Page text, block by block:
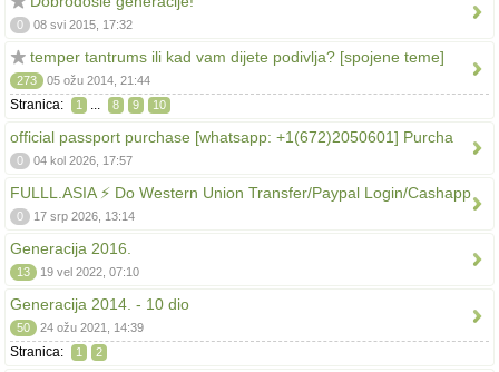
0 08 svi 2015, 17:32
temper tantrums ili kad vam dijete podivlja? [spojene teme]
273 05 ožu 2014, 21:44
Stranica: 1 ... 8 9 10
official passport purchase [whatsapp: +1(672)2050601] Purcha
0 04 kol 2026, 17:57
FULLL.ASIA ⚡ Do Western Union Transfer/Paypal Login/Cashapp
0 17 srp 2026, 13:14
Generacija 2016.
13 19 vel 2022, 07:10
Generacija 2014. - 10 dio
50 24 ožu 2021, 14:39
Stranica: 1 2